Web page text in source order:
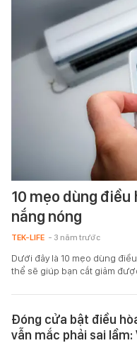
10 mẹo dùng
nắng nóng
TEK-LIFE - 3 năm trước
Dưới đây là 10 mẹo dùng
thể sẽ giúp bạn cắt giảm
Đóng cửa bật điều
vẫn mắc phải sai